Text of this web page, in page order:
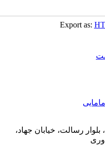
Export as:
رسالت، خیابان جهاد،